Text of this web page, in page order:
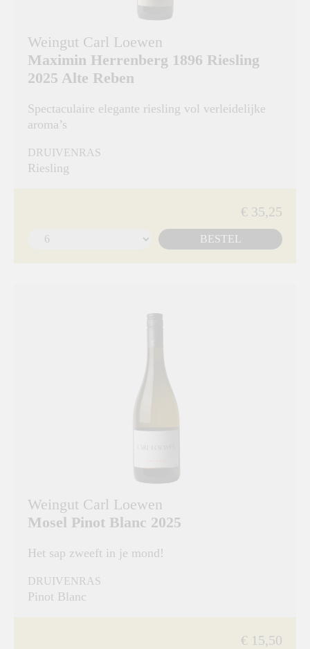
Weingut Carl Loewen
Maximin Herrenberg 1896 Riesling
2025 Alte Reben
Spectaculaire elegante riesling vol verleidelijke
aroma’s
DRUIVENRAS
Riesling
€ 35,25
BESTEL
Weingut Carl Loewen
Mosel Pinot Blanc 2025
Het sap zweeft in je mond!
DRUIVENRAS
Pinot Blanc
€ 15,50